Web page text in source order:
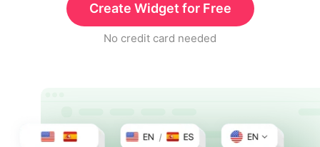
Create Widget for Free
No credit card needed